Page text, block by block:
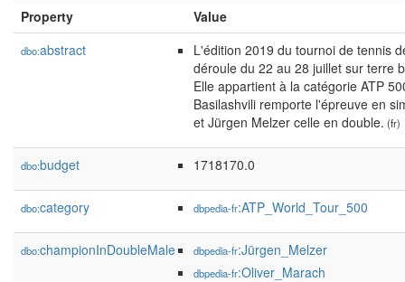
Property Value
dbo:abstract
L'édition 2019 du tournoi de tennis
déroule du 22 au 28 juillet sur terre
Elle appartient à la catégorie ATP
Basilashvili remporte l'épreuve en
et Jürgen Melzer celle en double. (fr)
dbo:budget 1718170.0
dbo:category dbpedia-fr:ATP_World_Tour_500
dbo:championInDoubleMale dbpedia-fr:Jürgen_Melzer
dbpedia-fr:Oliver_Marach